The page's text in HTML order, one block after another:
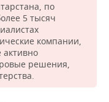
по
5 тысяч
компании,
активно
решения,